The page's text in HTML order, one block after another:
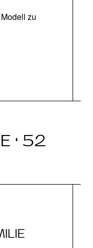
zu
· 52